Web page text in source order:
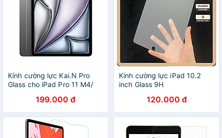
Kính cường lực Kai.N Pro
Glass cho iPad Pro 11 M4/
2024_Hàng Chính Hãng
199.000 đ
Kính cường lực iPad 10.2
inch Glass 9H
120.000 đ